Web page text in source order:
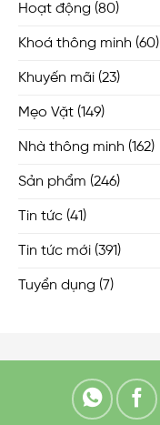
Hoạt động (80)
Khoá thông minh (60)
Khuyến mãi (23)
Mẹo Vặt (149)
Nhà thông minh (162)
Sản phẩm (246)
Tin tức (41)
Tin tức mới (391)
Tuyển dụng (7)